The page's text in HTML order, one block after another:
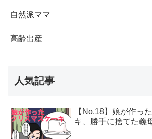
自然派ママ
高齢出産
人気記事
【No.18】娘が作っ
キ、勝手に捨てた義